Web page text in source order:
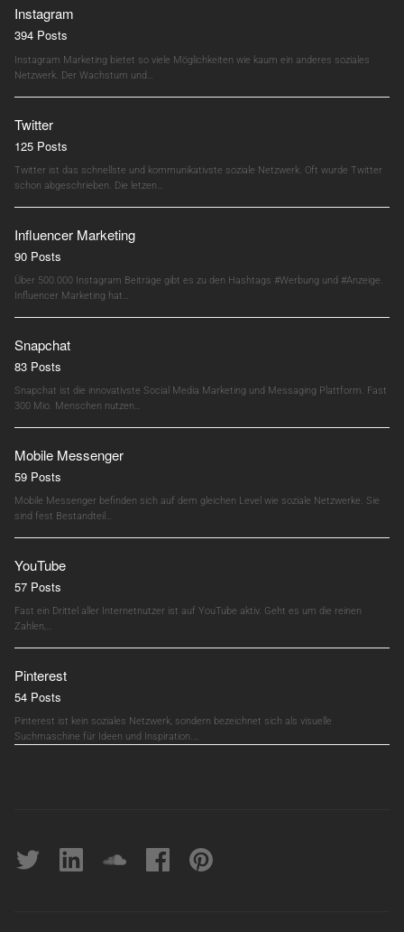
Instagram
394 Posts
Instagram Marketing bietet so viele Möglichkeiten wie kaum ein anderes soziales
Netzwerk. Der Wachstum und…
Twitter
125 Posts
Twitter ist das schnellste und kommunikativste soziale Netzwerk. Oft wurde Twitter
schon abgeschrieben. Die letzen…
Influencer Marketing
90 Posts
Über 500.000 Instagram Beiträge gibt es zu den Hashtags #Werbung und #Anzeige.
Influencer Marketing hat…
Snapchat
83 Posts
Snapchat ist die innovativste Social Media Marketing und Messaging Plattform. Fast
300 Mio. Menschen nutzen…
Mobile Messenger
59 Posts
Mobile Messenger befinden sich auf dem gleichen Level wie soziale Netzwerke. Sie
sind fest Bestandteil…
YouTube
57 Posts
Fast ein Drittel aller Internetnutzer ist auf YouTube aktiv. Geht es um die reinen
Zahlen,…
Pinterest
54 Posts
Pinterest ist kein soziales Netzwerk, sondern bezeichnet sich als visuelle
Suchmaschine für Ideen und Inspiration.…
Twitter linkedin soundcloudFacebookpinterest